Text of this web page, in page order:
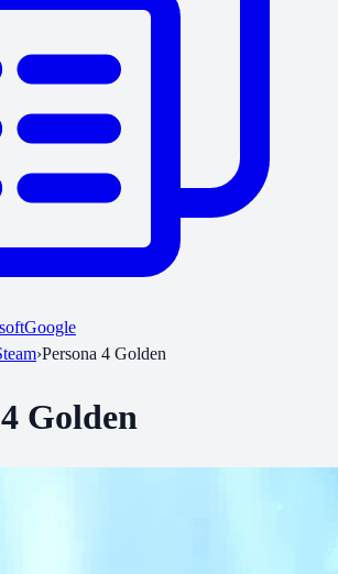
Google
›Persona 4 Golden
Golden